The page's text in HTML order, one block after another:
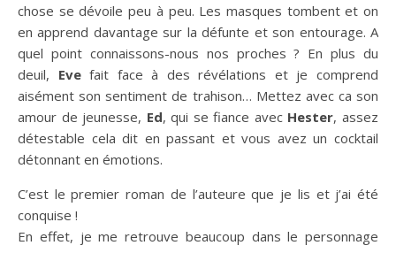
chose se dévoile peu à peu. Les masques tombent et on
en apprend davantage sur la défunte et son entourage. A
quel point connaissons-nous nos proches ? En plus du
deuil, Evefait face à des révélations et je comprend
aisément son sentiment de trahison… Mettez avec ca son
amour de jeunesse, Ed, qui se fiance avec Hester, assez
détestable cela dit en passant et vous avez un cocktail
détonnant en émotions.
C’est le premier roman de l’auteure que je lis et j’ai été
conquise !
En effet, je me retrouve beaucoup dans le personnage